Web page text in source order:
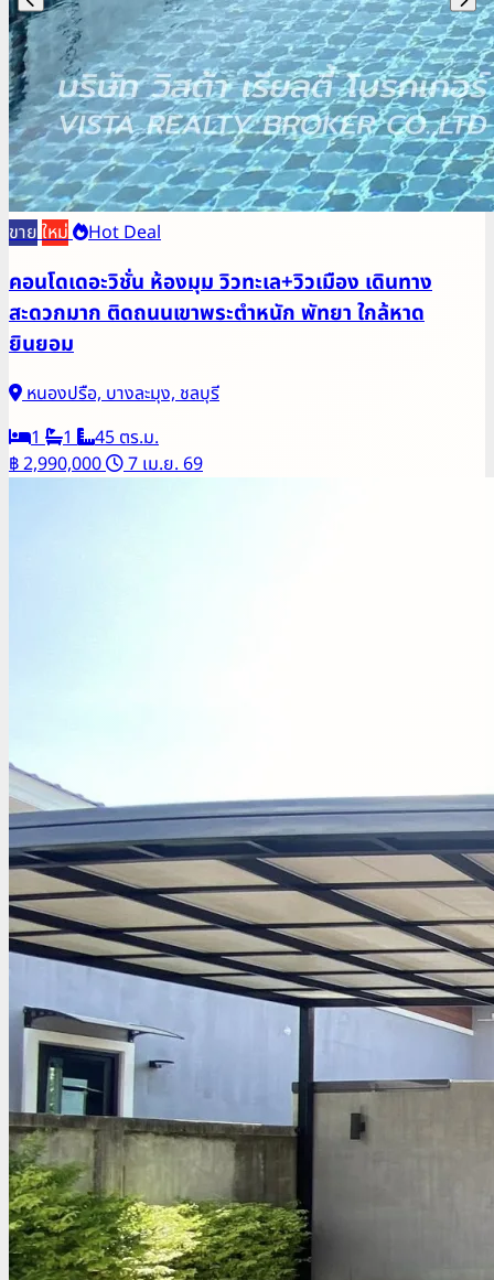
ขายใหม่ Hot Deal
คอนโดเดอะวิชั่น ห้องมุม วิวทะเล+วิวเมือง เดินทาง
สะดวกมาก ติดถนนเขาพระตำหนัก พัทยา ใกล้หาด
ยินยอม
หนองปรือ, บางละมุง, ชลบุรี
1
1
45 ตร.ม.
฿ 2,990,000
7 เม.ย. 69